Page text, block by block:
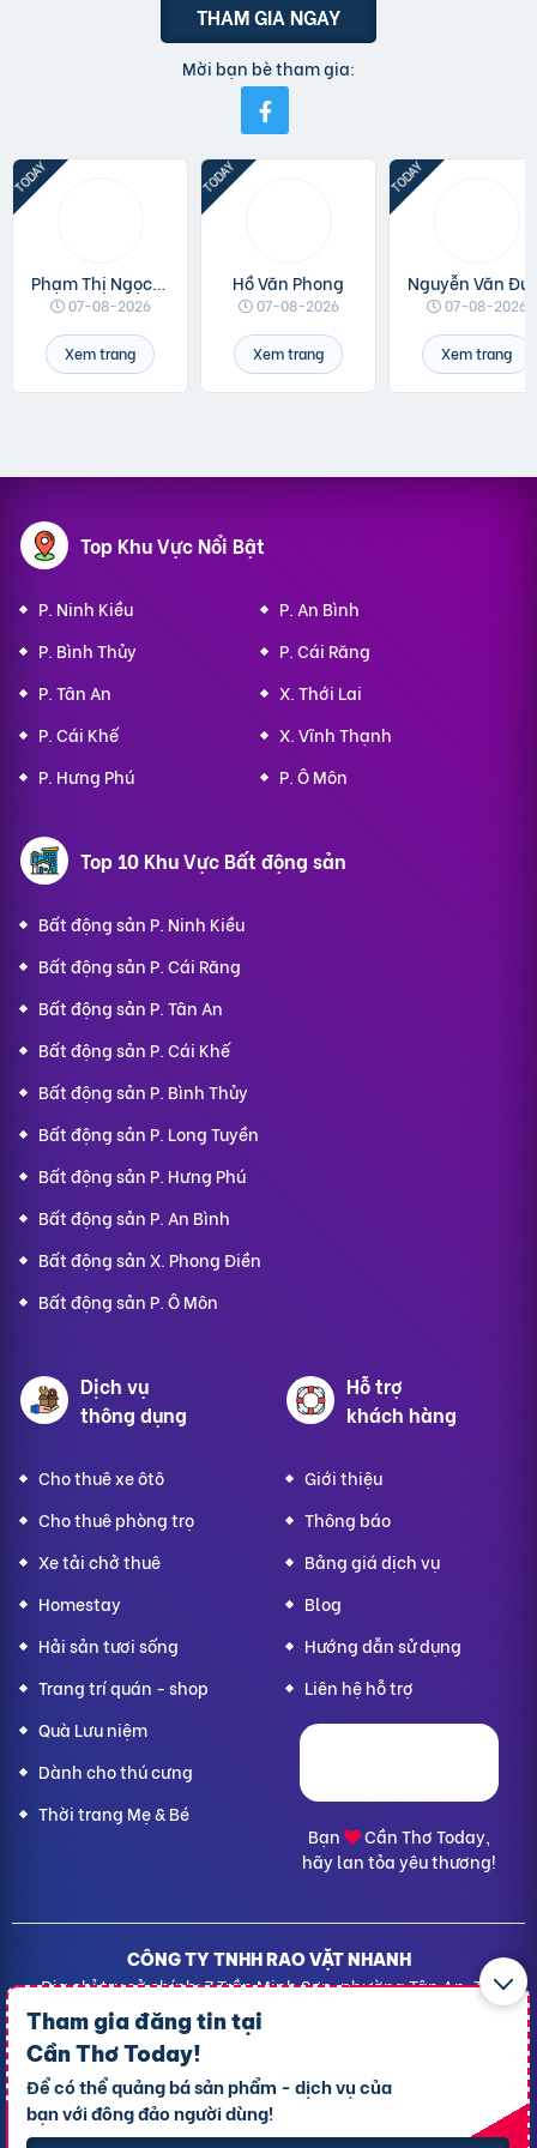
Tham gia đăng tin tại
Cần Thơ Today!
Để có thể quảng bá sản phẩm - dịch vụ của
bạn với đông đảo người dùng!
THAM GIA NGAY
Mời bạn bè tham gia:
Phạm Thị Ngọc Linh
07-08-2026
Xem trang
Hồ Văn Phong
07-08-2026
Xem trang
07-08-2026
Xem trang
Top Khu Vực Nổi Bật
P. Ninh Kiều
P. An Bình
P. Bình Thủy
P. Cái Răng
P. Tân An
X. Thới Lai
P. Cái Khế
X. Vĩnh Thạnh
P. Hưng Phú
P. Ô Môn
Top 10 Khu Vực Bất động sản
Bất động sản P. Ninh Kiều
Bất động sản P. Cái Răng
Bất động sản P. Tân An
Bất động sản P. Cái Khế
Bất động sản P. Bình Thủy
Bất động sản P. Long Tuyền
Bất động sản P. Hưng Phú
Bất động sản P. An Bình
Bất động sản X. Phong Điền
Bất động sản P. Ô Môn
Dịch vụ
thông dụng
Cho thuê xe ôtô
Cho thuê phòng trọ
Xe tải chở thuê
Homestay
Hải sản tươi sống
Trang trí quán - shop
Quà Lưu niệm
Dành cho thú cưng
Thời trang Mẹ & Bé
Hỗ trợ
khách hàng
Giới thiệu
Thông báo
Bảng giá dịch vụ
Blog
Hướng dẫn sử dụng
Liên hệ hỗ trợ
Bạn
Cần Thơ Today,
hãy lan tỏa yêu thương!
CÔNG TY TNHH RAO VẶT NHANH
Địa chỉ trụ sở chính: 7 Trần Minh Sơn, phường Tân An, TP.
Cần Thơ
Giấy CNĐKDN: 1801717351 – Ngày cấp: 24/01/2022 - Cơ
quan cấp: Phòng Đăng ký kinh doanh – Sở kế hoạch và
Đầu tư TP. Cần Thơ
Liên hệ hỗ trợ- Hotline: